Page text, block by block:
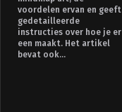
voordelen ervan en geeft
gedetailleerde
instructies over hoe je er
een maakt. Het artikel
bevat ook...